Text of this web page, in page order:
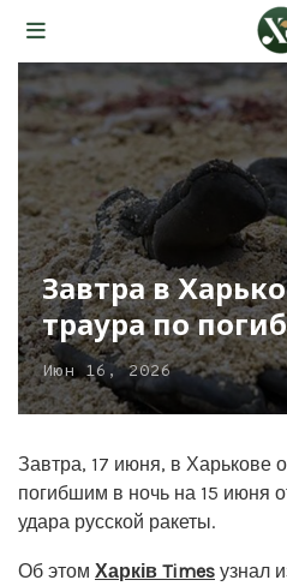
Завтра в
траура по
Июн 16, 2026
Завтра, 17 июня, в Харькове
погибшим в ночь на 15 июня
удара русской ракеты.
Об этом Харків Times узнал